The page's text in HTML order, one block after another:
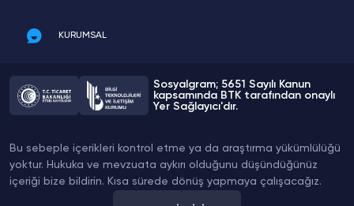
KURUMSAL
Sosyalgram; 5651 Sayılı Kanun
kapsamında BTK tarafından onaylı
Yer Sağlayıcı'dır.
Bu sebeple içerikleri kontrol etme ya da araştırma yükümlülüğü
yoktur. Hukuka ve mevzuata aykırı olduğunu düşündüğünüz
içeriği bize bildirin. Kısa sürede dönüş yapmaya çalışacağız.